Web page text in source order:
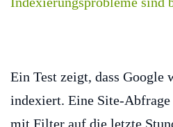
Ein Test zeigt, dass Google
indexiert. Eine Site-Abfrage
mit Filter auf die letzte